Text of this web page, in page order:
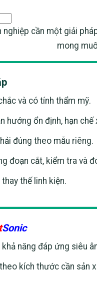
nghiệp cần một giải
mong
và có tính thẩm mỹ.
hướng ổn định, hạn chế
đúng theo mẫu riêng.
đoạn cắt, kiểm tra và
thế linh kiện.
Sonic
năng đáp ứng siêu
kích thước cần sản